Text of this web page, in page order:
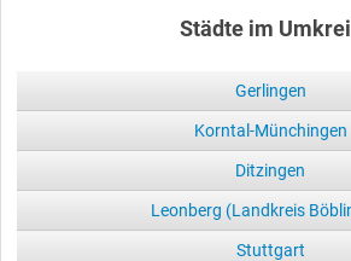
Städte im
Gerlingen
Korntal-Münchingen
Ditzingen
Leonberg (Landkreis
Stuttgart